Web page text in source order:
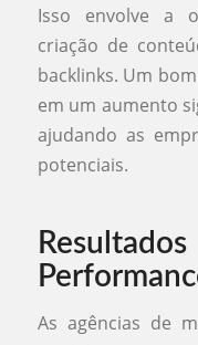
Isso envolve a
criação de
backlinks. Um
em um aumento
ajudando as
potenciais.
As agências de